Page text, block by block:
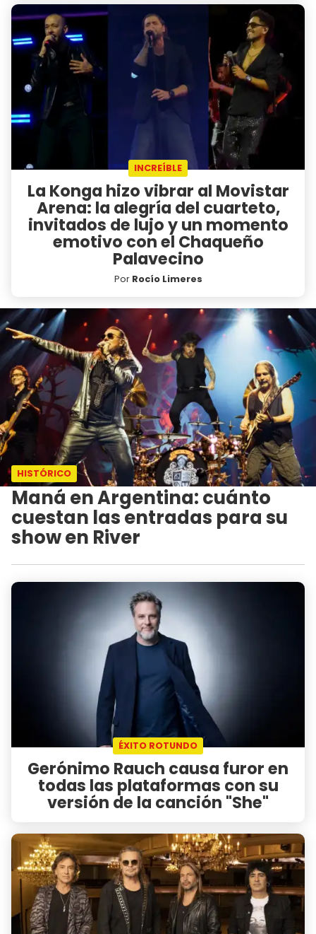
INCREÍBLE
La Konga hizo vibrar al Movistar
Arena: la alegría del cuarteto,
invitados de lujo y un momento
emotivo con el Chaqueño
Palavecino
Por Rocío Limeres
HISTÓRICO
Maná en Argentina: cuánto
cuestan las entradas para su
show en River
ÉXITO ROTUNDO
Gerónimo Rauch causa furor en
todas las plataformas con su
versión de la canción "She"